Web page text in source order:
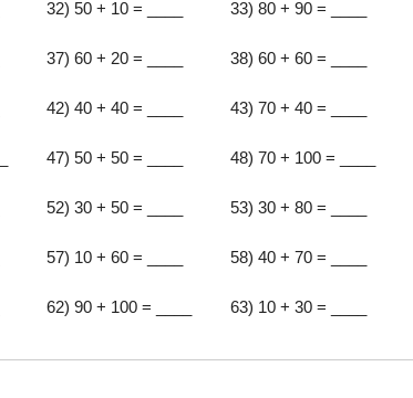
32) 50 + 10 = ____ 33) 80 + 90 = ____
37) 60 + 20 = ____ 38) 60 + 60 = ____
42) 40 + 40 = ____ 43) 70 + 40 = ____
47) 50 + 50 = ____ 48) 70 + 100 = ____
52) 30 + 50 = ____ 53) 30 + 80 = ____
57) 10 + 60 = ____ 58) 40 + 70 = ____
62) 90 + 100 = ____ 63) 10 + 30 = ____